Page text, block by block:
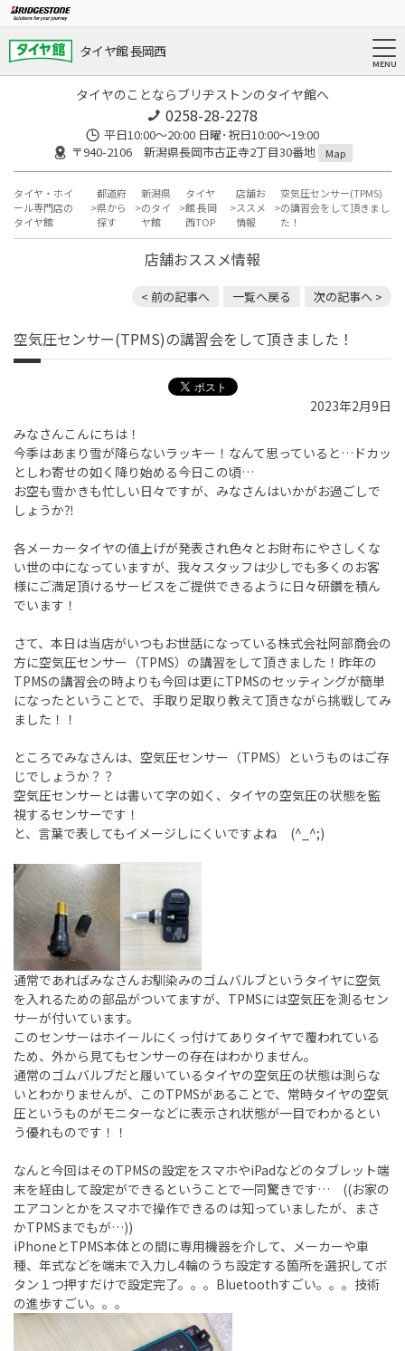
タイヤ館 長岡西
タイヤのことならブリヂストンのタイヤ館へ
0258-28-2278
平日10:00～20:00 日曜･祝日10:00～19:00
〒940-2106 新潟県長岡市古正寺2丁目30番地
Map
タイヤ・ホイ
ール専門店の
タイヤ館
都道府
県から
探す
新潟県
のタイ
ヤ館
タイヤ
館 長岡
西TOP
店舗お
ススメ
情報
空気圧センサー(TPMS)
の講習会をして頂きまし
た！
店舗おススメ情報
< 前の記事へ 一覧へ戻る 次の記事へ >
空気圧センサー(TPMS)の講習会をして頂きました！
2023年2月9日
みなさんこんにちは！
今季はあまり雪が降らないラッキー！なんて思っていると…ドカッ
としわ寄せの如く降り始める今日この頃…
お空も雪かきも忙しい日々ですが、みなさんはいかがお過ごしで
しょうか⁈
各メーカータイヤの値上げが発表され色々とお財布にやさしくな
い世の中になっていますが、我々スタッフは少しでも多くのお客
様にご満足頂けるサービスをご提供できるように日々研鑽を積ん
でいます！
さて、本日は当店がいつもお世話になっている株式会社阿部商会の
方に空気圧センサー（TPMS）の講習をして頂きました！昨年の
TPMSの講習会の時よりも今回は更にTPMSのセッティングが簡単
になったということで、手取り足取り教えて頂きながら挑戦してみ
ました！！
ところでみなさんは、空気圧センサー（TPMS）というものはご存
じでしょうか？？
空気圧センサーとは書いて字の如く、タイヤの空気圧の状態を監
視するセンサーです！
と、言葉で表してもイメージしにくいですよね (^_^;)
通常であればみなさんお馴染みのゴムバルブというタイヤに空気
を入れるための部品がついてますが、TPMSには空気圧を測るセン
サーが付いています。
このセンサーはホイールにくっ付けてありタイヤで覆われている
ため、外から見てもセンサーの存在はわかりません。
通常のゴムバルブだと履いているタイヤの空気圧の状態は測らな
いとわかりませんが、このTPMSがあることで、常時タイヤの空気
圧というものがモニターなどに表示され状態が一目でわかるとい
う優れものです！！
なんと今回はそのTPMSの設定をスマホやiPadなどのタブレット端
末を経由して設定ができるということで一同驚きです… ((お家の
エアコンとかをスマホで操作できるのは知っていましたが、まさ
かTPMSまでもが…))
iPhoneとTPMS本体との間に専用機器を介して、メーカーや車
種、年式などを端末で入力し4輪のうち設定する箇所を選択してボ
タン１つ押すだけで設定完了。。。Bluetoothすごい。。。技術
の進歩すごい。。。